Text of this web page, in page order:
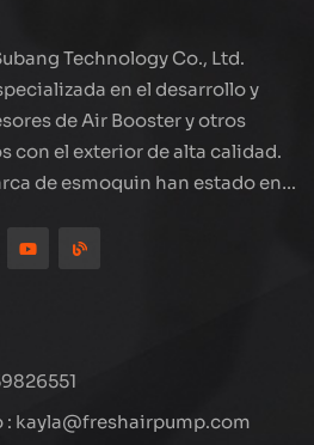
Technology Co., Ltd.
en el desarrollo y
de Air Booster y otros
con el exterior de alta calidad.
de esmoquin han estado en
de la ciudad costera:
se exportan a más de 80
excelente calidad ha ganado
Subang
de ventas profesional y un
cómo actualizar
kayla@freshairpump.com